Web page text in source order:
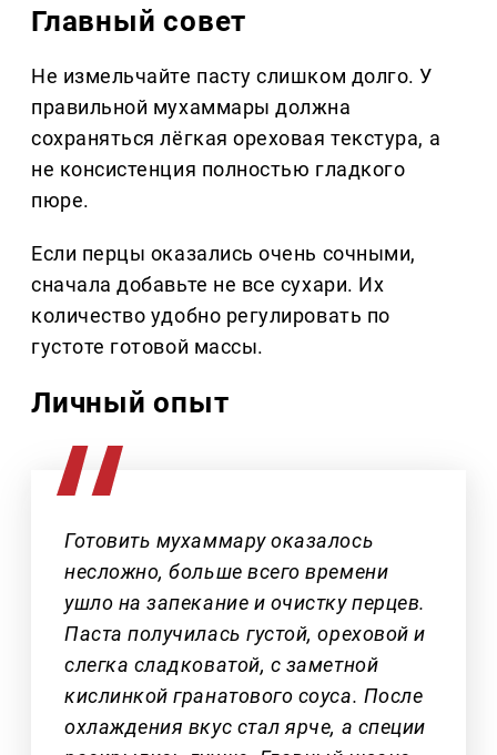
Главный совет
Не измельчайте пасту слишком долго. У
правильной мухаммары должна
сохраняться лёгкая ореховая текстура, а
не консистенция полностью гладкого
пюре.
Если перцы оказались очень сочными,
сначала добавьте не все сухари. Их
количество удобно регулировать по
густоте готовой массы.
Личный опыт
Готовить мухаммару оказалось
несложно, больше всего времени
ушло на запекание и очистку перцев.
Паста получилась густой, ореховой и
слегка сладковатой, с заметной
кислинкой гранатового соуса. После
охлаждения вкус стал ярче, а специи